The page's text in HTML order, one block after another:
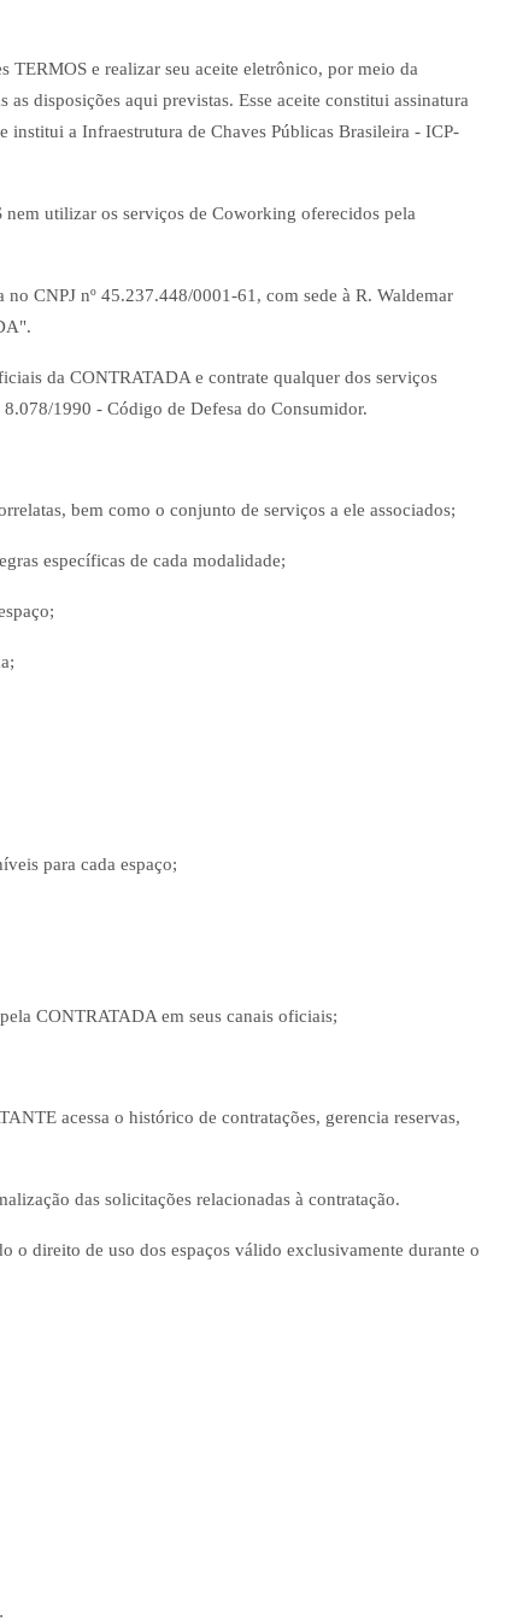
TERMOS e realizar seu aceite eletrônico, por meio da
disposições aqui previstas. Esse aceite constitui assinatura
a Infraestrutura de Chaves Públicas Brasileira - ICP-
utilizar os serviços de Coworking oferecidos pela
CNPJ nº 45.237.448/0001-61, com sede à R. Waldemar
da CONTRATADA e contrate qualquer dos serviços
1990 - Código de Defesa do Consumidor.
bem como o conjunto de serviços a ele associados;
específicas de cada modalidade;
para cada espaço;
CONTRATADA em seus canais oficiais;
acessa o histórico de contratações, gerencia reservas,
das solicitações relacionadas à contratação.
o direito de uso dos espaços válido exclusivamente durante o